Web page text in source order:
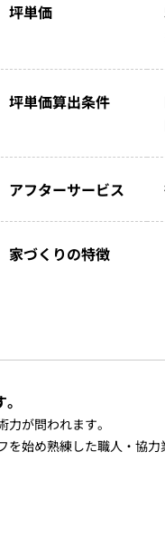
坪単価
坪単価算出条件
アフターサービス
家づくりの特徴
が問われます。
始め熟練した職人・協力